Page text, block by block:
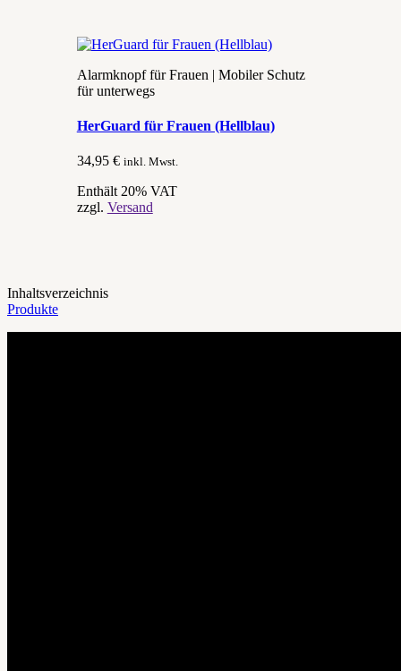
Alarmknopf für Frauen | Mobiler Schutz
für unterwegs
HerGuard für Frauen (Hellblau)
34,95 € inkl. Mwst.
Enthält 20% VAT
zzgl. Versand
Inhaltsverzeichnis
Produkte